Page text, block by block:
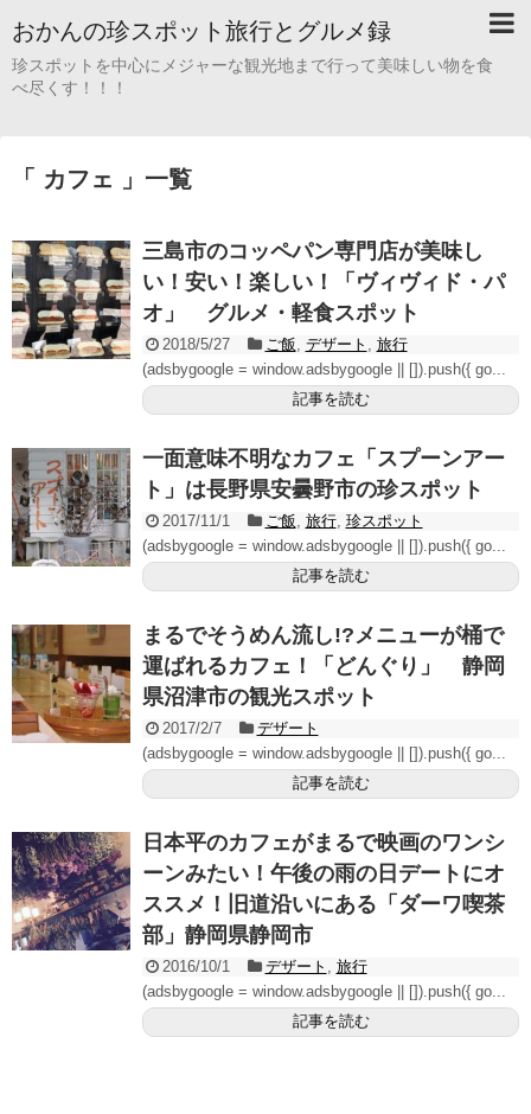
おかんの珍スポット旅行とグルメ録
珍スポットを中心にメジャーな観光地まで行って美味しい物を食
べ尽くす！！！
「 カフェ 」一覧
三島市のコッペパン専門店が美味し
い！安い！楽しい！「ヴィヴィド・パ
オ」 グルメ・軽食スポット
2018/5/27 ご飯 デザート
旅行
(adsbygoogle = window.adsbygoogle || []).push({ go...
記事を読む
一面意味不明なカフェ「スプーンアー
ト」は長野県安曇野市の珍スポット
2017/11/1 ご飯 旅行, 珍スポット
(adsbygoogle = window.adsbygoogle || []).push({ go...
記事を読む
まるでそうめん流し!?メニューが桶で
運ばれるカフェ！「どんぐり」 静岡
県沼津市の観光スポット
2017/2/7
デザート
(adsbygoogle = window.adsbygoogle || []).push({ go...
記事を読む
日本平のカフェがまるで映画のワンシ
ーンみたい！午後の雨の日デートにオ
ススメ！旧道沿いにある「ダーワ喫茶
部」静岡県静岡市
2016/10/1 デザート
旅行
(adsbygoogle = window.adsbygoogle || []).push({ go...
記事を読む